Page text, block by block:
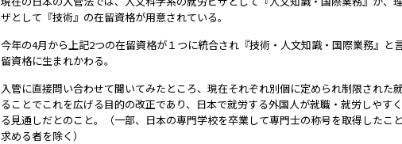
ザとして『技術』の在留資格が用意されている。
今年の4月から上記2つの在留資格が１つに統合され『技術・人文知識・国際業務』と
留資格に生まれかわる。
入管に直接問い合わせて聞いてみたところ、現在それぞれ別個に定められ制限された
ることでこれを広げる目的の改正であり、日本で就労する外国人が就職・就労しやす
る見通しだとのこと。（一部、日本の専門学校を卒業して専門士の称号を取得したこ
求める者を除く）